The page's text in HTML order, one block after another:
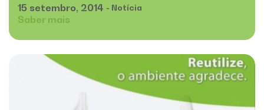
15 setembro, 2014 - Notícia
Saber mais